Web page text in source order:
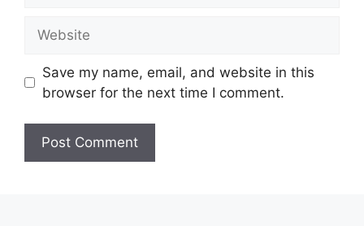
Save my name, email, and website in this
browser for the next time I comment.